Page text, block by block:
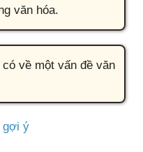
văn hóa.
về một vấn đề văn
gợi ý